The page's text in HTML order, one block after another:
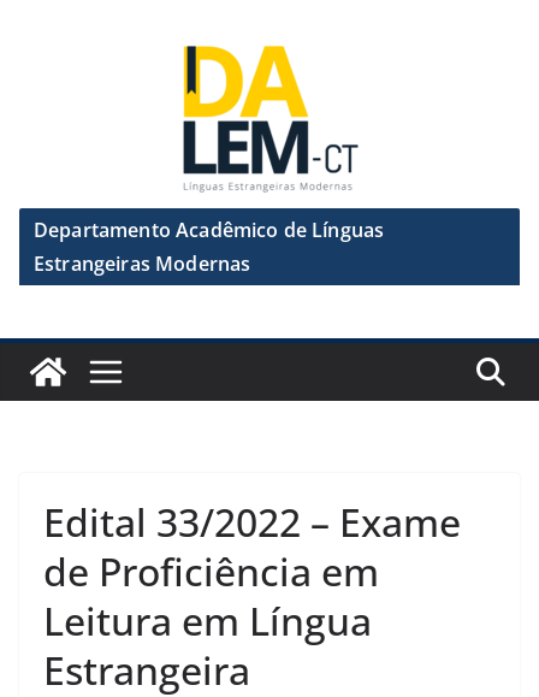
Departamento Acadêmico de Línguas
Estrangeiras Modernas
Edital 33/2022 – Exame
de Proficiência em
Leitura em Língua
Estrangeira